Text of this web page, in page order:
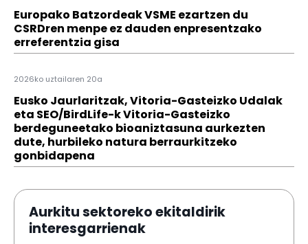
Europako Batzordeak VSME ezartzen du
CSRDren menpe ez dauden enpresentzako
erreferentzia gisa
2026ko uztailaren 20a
Eusko Jaurlaritzak, Vitoria-Gasteizko Udalak
eta SEO/BirdLife-k Vitoria-Gasteizko
berdeguneetako bioaniztasuna aurkezten
dute, hurbileko natura berraurkitzeko
gonbidapena
Aurkitu sektoreko ekitaldirik
interesgarrienak